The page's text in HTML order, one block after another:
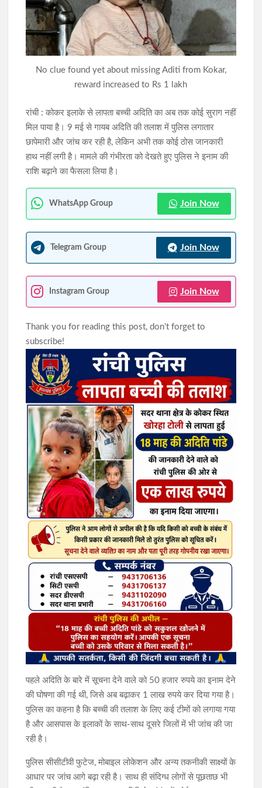
10 अगस्त को विधानसभा घेराव की तैयारी, JPSC-JSSC रिफॉर्म मंच की
छात्रों से रांची पहुंचने की अपील की
सिमडेगा के एसडीओ टैक्सी स्टैंड व मार्केट कॉम्प्लेक्स में चला अतिक्रमण
No clue found yet about missing Aditi from Kokar,
reward increased to Rs 1 lakh
रांची : कोकर इलाके से लापता बच्ची अदिति का अब तक कोई सुराग नहीं
मिल पाया है। 9 मई से गायब अदिति की तलाश में पुलिस लगातार
छापेमारी और जांच कर रही है, लेकिन अभी तक कोई ठोस जानकारी
हाथ नहीं लगी है। मामले की गंभीरता को देखते हुए पुलिस ने इनाम की
राशि बढ़ाने का फैसला लिया है।
WhatsApp Group Join Now
Telegram Group Join Now
Instagram Group Join Now
Thank you for reading this post, don't forget to
subscribe!
पहले अदिति के बारे में सूचना देने वाले को 50 हजार रुपये का इनाम देने
की घोषणा की गई थी, जिसे अब बढ़ाकर 1 लाख रुपये कर दिया गया है।
पुलिस का कहना है कि बच्ची की तलाश के लिए कई टीमों को लगाया गया
है और आसपास के इलाकों के साथ-साथ दूसरे जिलों में भी जांच की जा
रही है।
पुलिस सीसीटीवी फुटेज, मोबाइल लोकेशन और अन्य तकनीकी साक्ष्यों के
आधार पर जांच आगे बढ़ा रही है। साथ ही संदिग्ध लोगों से पूछताछ भी